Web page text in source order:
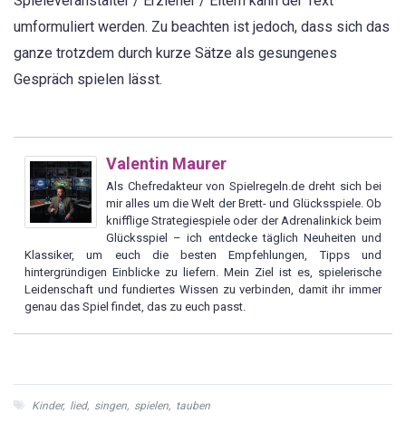
umformuliert werden. Zu beachten ist jedoch, dass sich das
ganze trotzdem durch kurze Sätze als gesungenes
Gespräch spielen lässt.
Valentin Maurer
Als Chefredakteur von Spielregeln.de dreht sich bei
mir alles um die Welt der Brett- und Glücksspiele. Ob
knifflige Strategiespiele oder der Adrenalinkick beim
Glücksspiel – ich entdecke täglich Neuheiten und
Klassiker, um euch die besten Empfehlungen, Tipps und
hintergründigen Einblicke zu liefern. Mein Ziel ist es, spielerische
Leidenschaft und fundiertes Wissen zu verbinden, damit ihr immer
genau das Spiel findet, das zu euch passt.
Kinder, lied, singen, spielen, tauben